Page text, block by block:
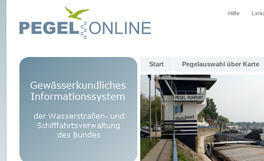
Hilfe
Start Pegelauswahl über Karte